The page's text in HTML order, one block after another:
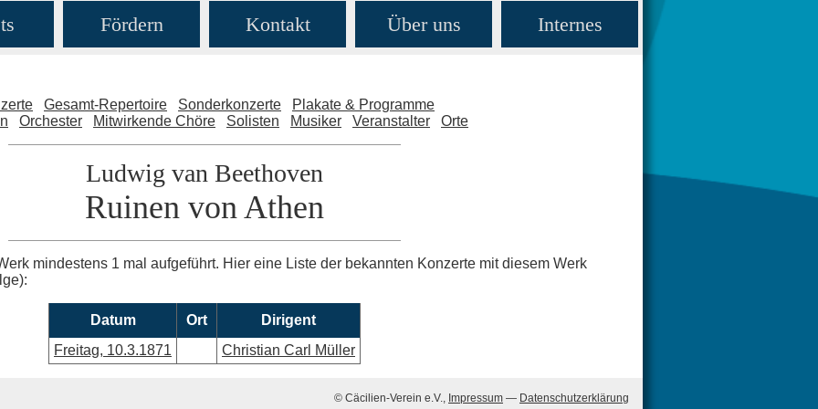
Fördern Kontakt Über uns Internes
Gesamt-Repertoire Sonderkonzerte
Plakate & Programme
Orchester Mitwirkende Chöre Solisten Musiker Veranstalter Orte
Ludwig van Beethoven
Ruinen von Athen
mindestens 1 mal aufgeführt. Hier eine Liste der bekannten Konzerte mit diesem Werk
Datum Ort
Dirigent
Freitag, 10.3.1871
Christian Carl Müller
© Cäcilien-Verein e.V., Impressum — Datenschutzerklärung